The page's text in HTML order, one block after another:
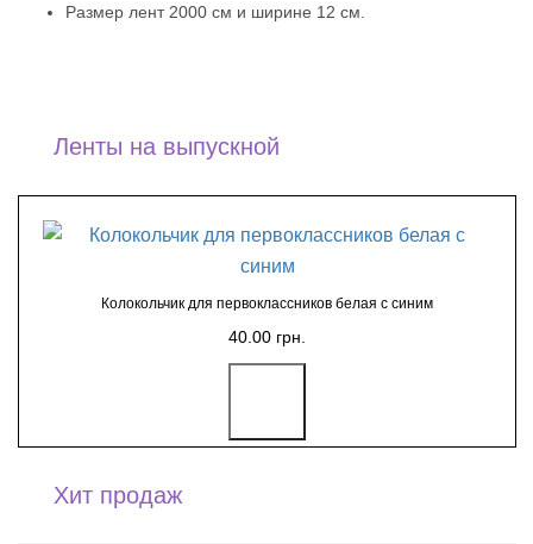
Размер лент 2000 см и ширине 12 см.
Ленты на выпускной
Колокольчик для первоклассников белая с синим
40.00 грн.
Хит продаж